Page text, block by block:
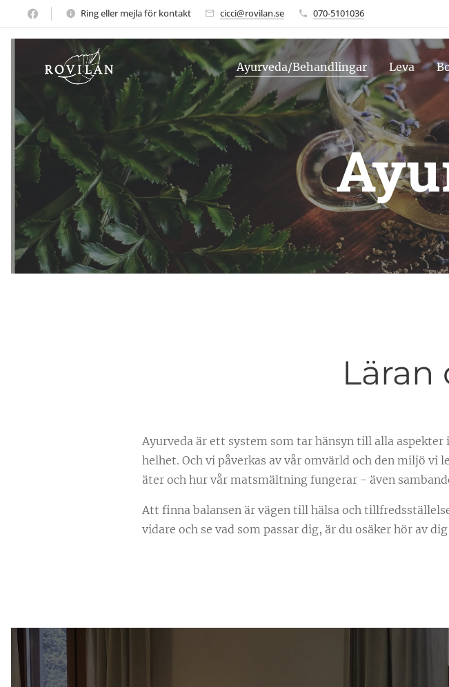
Ring eller mejla för kontakt cicci@rovilan.se 070-5101036
Ayurveda/Behandlingar Leva
Läran
Ayurveda är ett system som tar hänsyn till alla
helhet. Och vi påverkas av vår omvärld och den miljö
äter och hur vår matsmältning fungerar - även
Att finna balansen är vägen till hälsa och
vidare och se vad som passar dig, är du osäker hör av